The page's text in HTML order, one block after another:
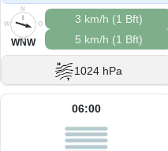
N
O
S
W
WNW
3 km/h (1 Bft)
5 km/h (1 Bft)
1024 hPa
06:00